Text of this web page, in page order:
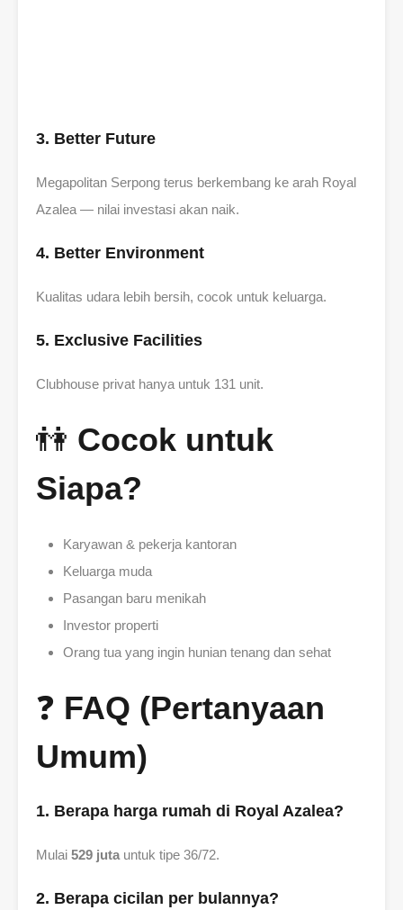
3. Better Future
Megapolitan Serpong terus berkembang ke arah Royal
Azalea — nilai investasi akan naik.
4. Better Environment
Kualitas udara lebih bersih, cocok untuk keluarga.
5. Exclusive Facilities
Clubhouse privat hanya untuk 131 unit.
👫 Cocok untuk
Siapa?
Karyawan & pekerja kantoran
Keluarga muda
Pasangan baru menikah
Investor properti
Orang tua yang ingin hunian tenang dan sehat
❓ FAQ (Pertanyaan
Umum)
1. Berapa harga rumah di Royal Azalea?
Mulai 529 juta untuk tipe 36/72.
2. Berapa cicilan per bulannya?